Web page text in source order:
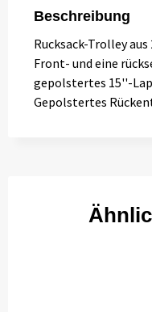
Beschreibung
Rucksack-Trolley
Front- und eine
gepolstertes 15''-
Gepolstertes